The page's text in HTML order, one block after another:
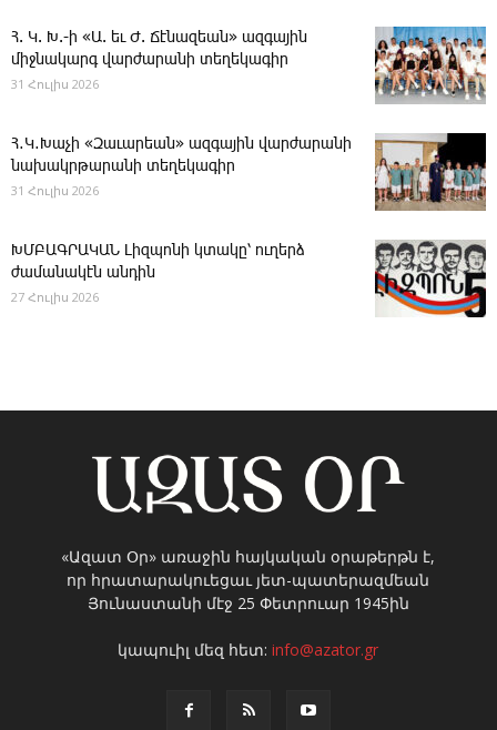
Հ. Կ. Խ.-ի «Ա. եւ Ժ. ­Ճէնազեան» ազգային
միջնակարգ վարժարանի տեղեկագիր
31 Հուլիս 2026
Հ․Կ․Խաչի «Զաւարեան» ազգային վարժարանի
նախակրթարանի տեղեկագիր
31 Հուլիս 2026
ԽՄԲԱԳՐԱԿԱՆ ­Լիզպոնի կտակը՝ ուղերձ
ժամանակէն անդին
27 Հուլիս 2026
«Ազատ Օր» առաջին հայկական օրաթերթն է,
որ հրատարակուեցաւ յետ-պատերազմեան
Յունաստանի մէջ 25 Փետրուար 1945ին
կապուիլ մեզ հետ:info@azator.gr